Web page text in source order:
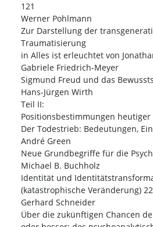
121
Werner Pohlmann
Zur Darstellung der
Traumatisierung
in Alles ist erleuchtet von
Gabriele Friedrich-Meyer
Sigmund Freud und das
Hans-Jürgen Wirth
Teil II:
Positionsbestimmungen heutiger
Der Todestrieb: Bedeutungen,
André Green
Neue Grundbegriffe für die
Michael B. Buchholz
Identität und
(katastrophische Veränderung)
Gerhard Schneider
Über die zukünftigen Chancen